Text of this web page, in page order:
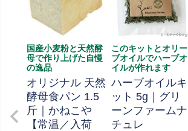
国産小麦粉と天然酵
母で作り上げた自慢
の逸品
オリジナル 天然
酵母食パン 1.5
斤｜かねこや
【常温／入荷
このキットとオリー
ブオイルでハーブオ
イルが作れます
ハーブオイルキ
ット 5g｜グリ
ーンファームナ
チュレ